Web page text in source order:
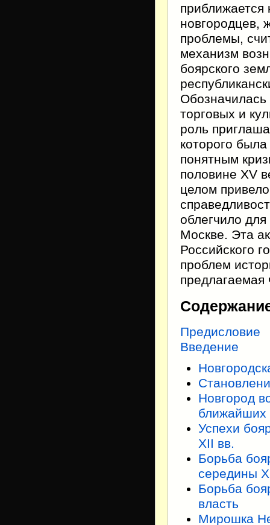
приближается
новгородцев,
проблемы,
механизм
боярского
Обозначилась
торговых и
роль
которого
понятным
половине XV
целом
облегчило
Москве. Эта
Российского
проблем
предлагаемая
Предисловие
Введение
Новгород
ближайших
Успехи
XII вв.
Борьба
середины
Борьба
власть
Мирошка